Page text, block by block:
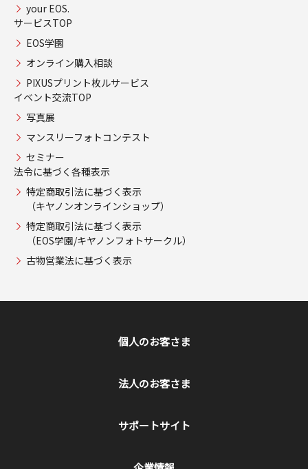
your EOS.
サービスTOP
EOS学園
オンライン購入相談
PIXUSプリント枚ルサービス
イベント交流TOP
写真展
マンスリーフォトコンテスト
セミナー
法令に基づく各種表示
特定商取引法に基づく表示
（キヤノンオンラインショップ）
特定商取引法に基づく表示
（EOS学園/キヤノンフォトサークル）
古物営業法に基づく表示
個人のお客さま
法人のお客さま
サポートサイト